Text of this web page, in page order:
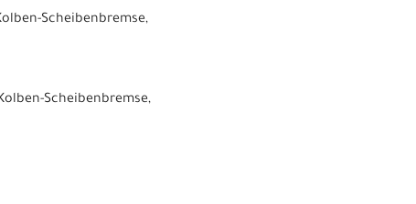
Scheibenbremse,
Scheibenbremse,